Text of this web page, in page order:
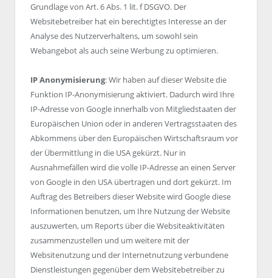
Grundlage von Art. 6 Abs. 1 lit. f DSGVO. Der
Websitebetreiber hat ein berechtigtes Interesse an der
Analyse des Nutzerverhaltens, um sowohl sein
Webangebot als auch seine Werbung zu optimieren.
IP Anonymisierung: Wir haben auf dieser Website die
Funktion IP-Anonymisierung aktiviert. Dadurch wird Ihre
IP-Adresse von Google innerhalb von Mitgliedstaaten der
Europäischen Union oder in anderen Vertragsstaaten des
Abkommens über den Europäischen Wirtschaftsraum vor
der Übermittlung in die USA gekürzt. Nur in
Ausnahmefällen wird die volle IP-Adresse an einen Server
von Google in den USA übertragen und dort gekürzt. Im
Auftrag des Betreibers dieser Website wird Google diese
Informationen benutzen, um Ihre Nutzung der Website
auszuwerten, um Reports über die Websiteaktivitäten
zusammenzustellen und um weitere mit der
Websitenutzung und der Internetnutzung verbundene
Dienstleistungen gegenüber dem Websitebetreiber zu